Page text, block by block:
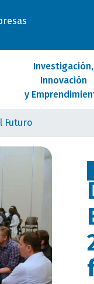
Investigación,
Innovación
y
Futuro